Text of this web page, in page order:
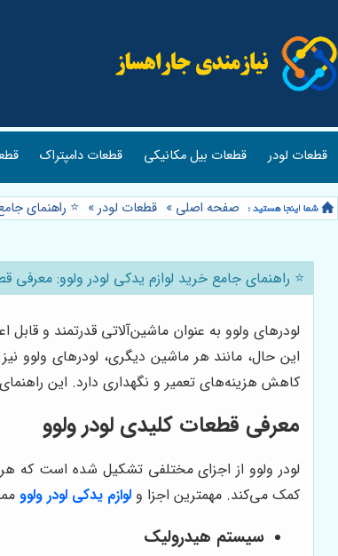
قطعات لودر قطعات بیل مکانیکی قطعات دامپتراک
صفحه اصلی » قطعات لودر» ⭐️ راهنمای
⭐️ راهنمای جامع خرید لوازم یدکی لودر ولوو:
لودرهای ولوو به عنوان ماشین‌آلاتی قدرتمند و
این حال، مانند هر ماشین دیگری، لودرهای ولوو
کاهش هزینه‌های تعمیر و نگهداری دارد. این
معرفی قطعات کلیدی لودر ولوو
لودر ولوو از اجزای مختلفی تشکیل شده است که
کمک می‌کند. مهمترین اجزا و لوازم یدکی لودر ولوو
سیستم هیدرولیک